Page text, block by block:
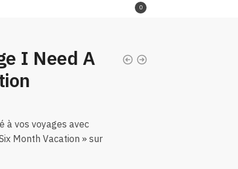
0
I Need A
à vos voyages avec
Month Vacation » sur